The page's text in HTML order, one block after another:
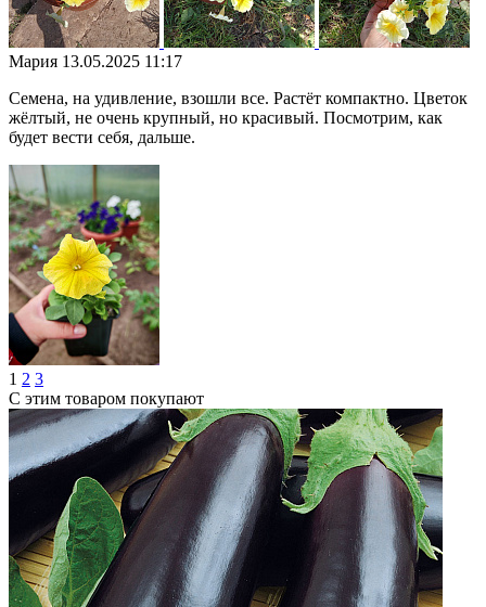
Мария 13.05.2025 11:17
Семена, на удивление, взошли все. Растёт компактно. Цветок
жёлтый, не очень крупный, но красивый. Посмотрим, как
будет вести себя, дальше.
1 2 3
С этим товаром покупают